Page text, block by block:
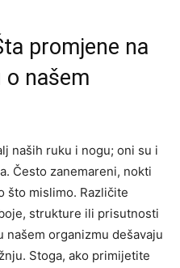
promjene na
našem
naših ruku i nogu; oni su i
Često zanemareni, nokti
što mislimo. Različite
strukture ili prisutnosti
našem organizmu dešavaju
Stoga, ako primijetite